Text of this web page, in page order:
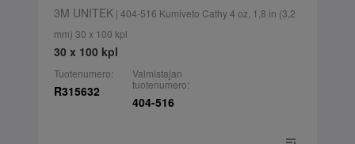
3M UNITEK| 404-516 Kumiveto Cathy 4 oz, 1,8 in (3,2
mm) 30 x 100 kpl
30 x 100 kpl
Tuotenumero:
R315632
Valmistajan
tuotenumero:
404-516